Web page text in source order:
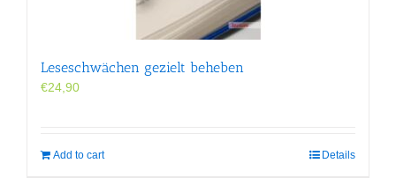
Leseschwächen gezielt beheben
€24,90
Add to cart Details